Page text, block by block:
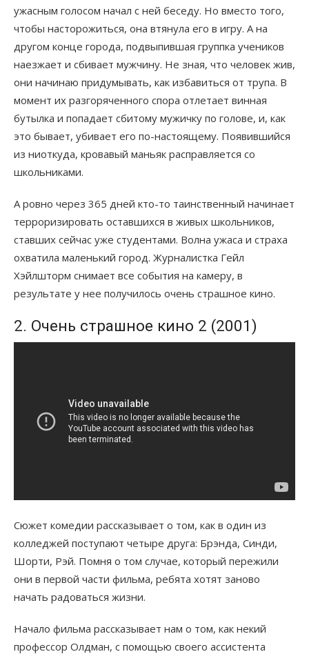
ужасным голосом начал с ней беседу. Но вместо того,
чтобы насторожиться, она втянула его в игру. А на
другом конце города, подвыпившая группка учеников
наезжает и сбивает мужчину. Не зная, что человек жив,
они начинаю придумывать, как избавиться от трупа. В
момент их разгоряченного спора отлетает винная
бутылка и попадает сбитому мужичку по голове, и, как
это бывает, убивает его по-настоящему. Появившийся
из ниоткуда, кровавый маньяк расправляется со
школьниками.
А ровно через 365 дней кто-то таинственный начинает
терроризировать оставшихся в живых школьников,
ставших сейчас уже студентами. Волна ужаса и страха
охватила маленький город. Журналистка Гейл
Хэйлшторм снимает все события на камеру, в
результате у нее получилось очень страшное кино.
2. Очень страшное кино 2 (2001)
Сюжет комедии рассказывает о том, как в один из
колледжей поступают четыре друга: Брэнда, Синди,
Шорти, Рэй. Помня о том случае, который пережили
они в первой части фильма, ребята хотят заново
начать радоваться жизни.
Начало фильма рассказывает нам о том, как некий
профессор Олдман, с помощью своего ассистента